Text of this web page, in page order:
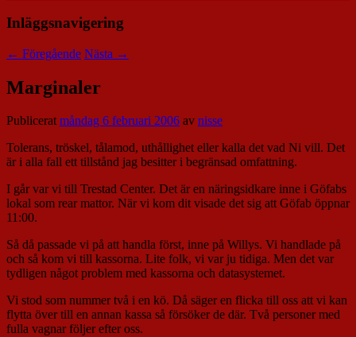
Inläggsnavigering
← Föregående Nästa →
Marginaler
Publiceratmåndag 6 februari 2006 av nisse
Tolerans, tröskel, tålamod, uthållighet eller kalla det vad Ni vill. Det
är i alla fall ett tillstånd jag besitter i begränsad omfattning.
I går var vi till Trestad Center. Det är en näringsidkare inne i Göfabs
lokal som rear mattor. När vi kom dit visade det sig att Göfab öppnar
11:00.
Så då passade vi på att handla först, inne på Willys. Vi handlade på
och så kom vi till kassorna. Lite folk, vi var ju tidiga. Men det var
tydligen något problem med kassorna och datasystemet.
Vi stod som nummer två i en kö. Då säger en flicka till oss att vi kan
flytta över till en annan kassa så försöker de där. Två personer med
fulla vagnar följer efter oss.